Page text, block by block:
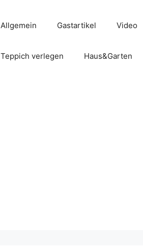
Allgemein Gastartikel Video
Teppich verlegen Haus&Garten